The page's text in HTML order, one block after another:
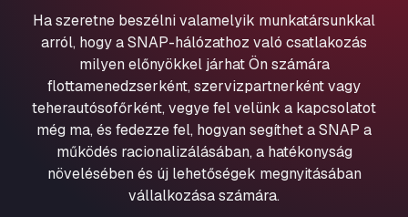
Aqua Ariva GmbH
Marie-Curie-Straße 24, 68219
Aral Autohof Bockel
An der Autobahn 1, 27404
ARAL Autohof Bockenem
Oppelner Str. 1, 31167
ARAL Autohof Merklingen
Nellinger Str. 24, 89188
ARAL Autohof Preis
Ha szeretne beszélni valamelyik munkatársunkkal
arról, hogy a SNAP-hálózathoz való csatlakozás
milyen előnyökkel járhat Ön számára
flottamenedzserként, szervizpartnerként vagy
teherautósofőrként, vegye fel velünk a kapcsolatot
még ma, és fedezze fel, hogyan segíthet a SNAP a
működés racionalizálásában, a hatékonyság
növelésében és új lehetőségek megnyitásában
vállalkozása számára.